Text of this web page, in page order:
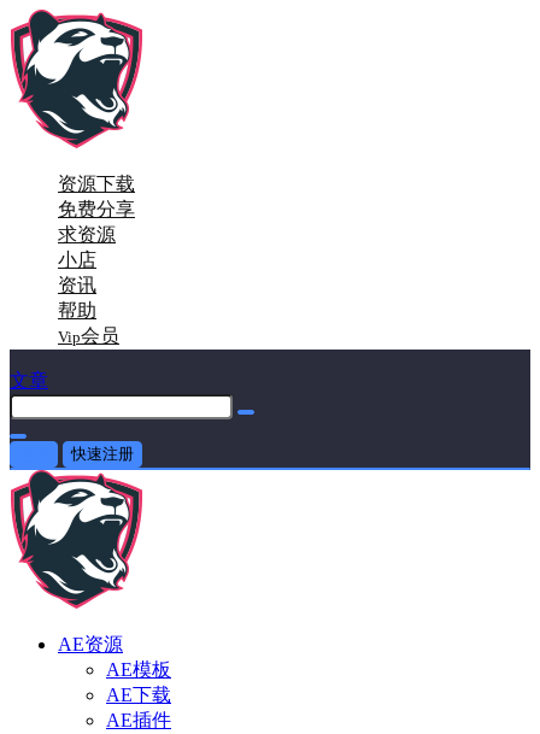
资源下载
免费分享
求资源
小店
资讯
帮助
Vip会员
文章
快速注册
AE资源
AE模板
AE下载
AE插件